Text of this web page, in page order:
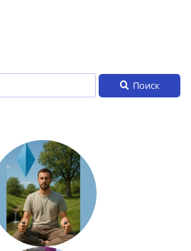
Поиск